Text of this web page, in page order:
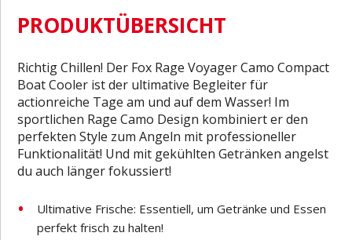
PRODUKTÜBERSICHT
Richtig Chillen! Der Fox Rage Voyager Camo Compact
Boat Cooler ist der ultimative Begleiter für
actionreiche Tage am und auf dem Wasser! Im
sportlichen Rage Camo Design kombiniert er den
perfekten Style zum Angeln mit professioneller
Funktionalität! Und mit gekühlten Getränken angelst
du auch länger fokussiert!
Ultimative Frische: Essentiell, um Getränke und Essen
perfekt frisch zu halten!